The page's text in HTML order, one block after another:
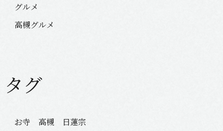
グルメ
高槻グルメ
タグ
お寺 高槻 日蓮宗